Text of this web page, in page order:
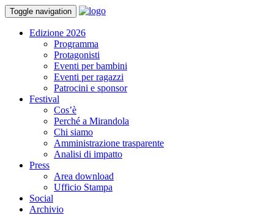
Toggle navigation
Edizione 2026
Programma
Protagonisti
Eventi per bambini
Eventi per ragazzi
Patrocini e sponsor
Festival
Cos’è
Perché a Mirandola
Chi siamo
Amministrazione trasparente
Analisi di impatto
Press
Area download
Ufficio Stampa
Social
Archivio